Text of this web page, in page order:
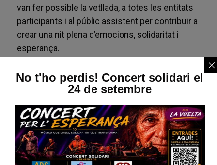
van fer possible la vetllada, a totes les entitats
participants i al públic assistent per contribuir a
crear una nit plena d’emocions, solidaritat i
esperança.
permet continuar avançant per donar més visibilitat
persones que hi conviuen.
Notícies Destacades
No t'ho perdis! Concert solidari el
24 de setembre